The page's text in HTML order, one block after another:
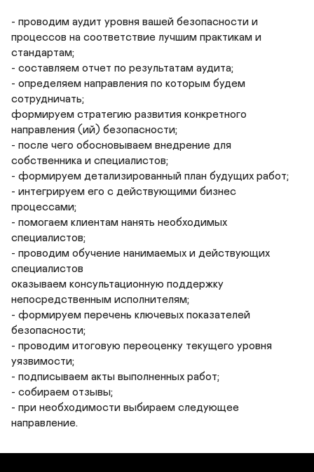
- проводим аудит уровня вашей безопасности и
процессов на соответствие лучшим практикам и
стандартам;
- составляем отчет по результатам аудита;
- определяем направления по которым будем
сотрудничать;
формируем стратегию развития конкретного
направления (ий) безопасности;
- после чего обосновываем внедрение для
собственника и специалистов;
- формируем детализированный план будущих работ;
- интегрируем его с действующими бизнес
процессами;
- помогаем клиентам нанять необходимых
специалистов;
- проводим обучение нанимаемых и действующих
специалистов
оказываем консультационную поддержку
непосредственным исполнителям;
- формируем перечень ключевых показателей
безопасности;
- проводим итоговую переоценку текущего уровня
уязвимости;
- подписываем акты выполненных работ;
- собираем отзывы;
- при необходимости выбираем следующее